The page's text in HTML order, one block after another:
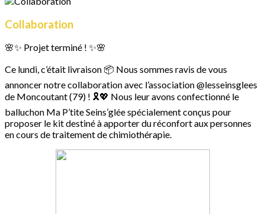
Collaboration
🌸✨ Projet terminé ! ✨🌸
Ce lundi, c’était livraison 📦 Nous sommes ravis de vous
annoncer notre collaboration avec l’association @lesseinsglees
de Moncoutant (79) ! 🎗️💖 Nous leur avons confectionné le
balluchon Ma P’tite Seins’glée spécialement conçus pour
proposer le kit destiné à apporter du réconfort aux personnes
en cours de traitement de chimiothérapie.